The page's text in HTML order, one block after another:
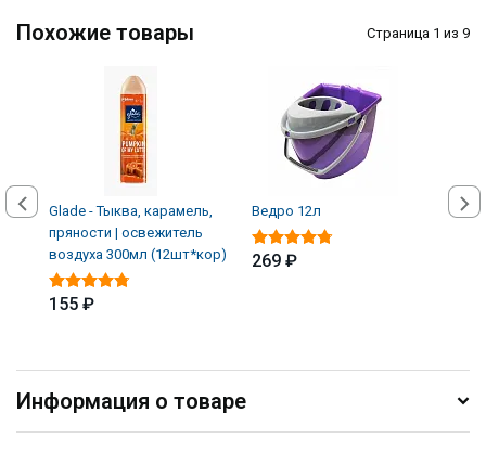
Похожие товары Страница 1 из 9
Glade - Тыква, карамель,
пряности | освежитель
воздуха 300мл (12шт*кор)
155 ₽
Ведро 12л
269 ₽
Информация о товаре